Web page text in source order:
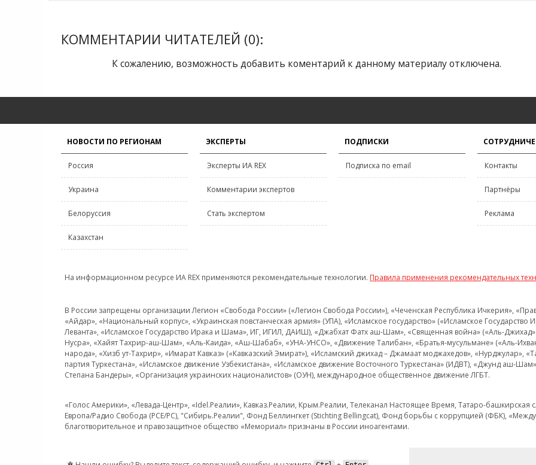
КОММЕНТАРИИ ЧИТАТЕЛЕЙ (0):
К сожалению, возможность добавить коментарий к данному материалу отключена.
НОВОСТИ ПО РЕГИОНАМ
Россия
Украина
Белоруссия
Казахстан
ЭКСПЕРТЫ
Эксперты ИА REX
Комментарии экспертов
Стать экспертом
ПОДПИСКИ
Подписка по email Контакты
Партнёры
Реклама
На информационном ресурсе ИА REX применяются рекомендательные технологии. Правила применения рекомендательных
В России запрещены организации Легион «Свобода России» («Легион Свобода России»), «Чеченская Республика Ичкерия»,
«Айдар», «Национальный корпус», «Украинская повстанческая армия» (УПА), «Исламское государство» («Исламское
Леванта», «Исламское Государство Ирака и Шама», ИГ, ИГИЛ, ДАИШ), «Джабхат Фатх аш-Шам», «Священная война» («Аль-Джихад»
Нусра», «Хайят Тахрир-аш-Шам», «Аль-Каида», «Аш-Шабаб», «УНА-УНСО», «Движение Талибан», «Братья-мусульмане» («Аль-
народа», «Хизб ут-Тахрир», «Имарат Кавказ» («Кавказский Эмират»), «Исламский джихад – Джамаат моджахедов», «Нурджулар»,
партия Туркестана», «Исламское движение Узбекистана», «Исламское движение Восточного Туркестана» (ИДВТ), «Джунд аш-
Степана Бандеры», «Организация украинских националистов» (ОУН), международное общественное движение ЛГБТ.
«Голос Америки», «Левада-Центр», «Idel.Реалии», Кавказ.Реалии, Крым.Реалии, Телеканал Настоящее Время, Татаро-
Европа/Радио Свобода (PCE/PC), "Сибирь.Реалии", Фонд Беллингкет (Stichting Bellingcat), Фонд борьбы с коррупцией (ФБК),
благотворительное и правозащитное общество «Мемориал» признаны в России иноагентами.